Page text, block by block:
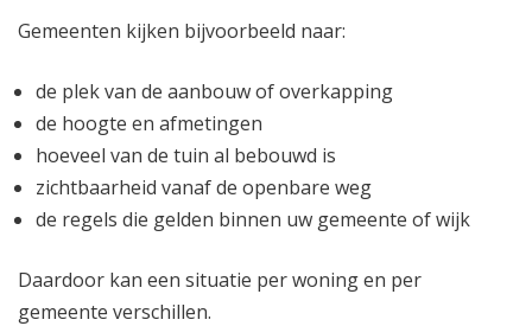
Gemeenten kijken bijvoorbeeld naar:
de plek van de aanbouw of overkapping
de hoogte en afmetingen
hoeveel van de tuin al bebouwd is
zichtbaarheid vanaf de openbare weg
de regels die gelden binnen uw gemeente of wijk
Daardoor kan een situatie per woning en per
gemeente verschillen.